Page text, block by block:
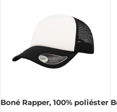
Boné Rapper, 100% poliéster